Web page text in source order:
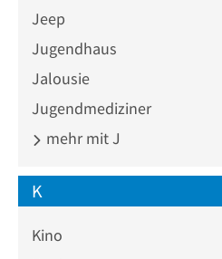
Jeep
Jugendhaus
Jalousie
Jugendmediziner
mehr mit J
K
Kino